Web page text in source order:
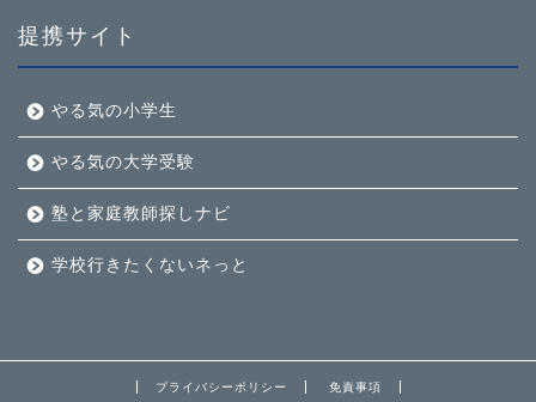
提携サイト
やる気の小学生
やる気の大学受験
塾と家庭教師探しナビ
学校行きたくないネっと
プライバシーポリシー 免責事項